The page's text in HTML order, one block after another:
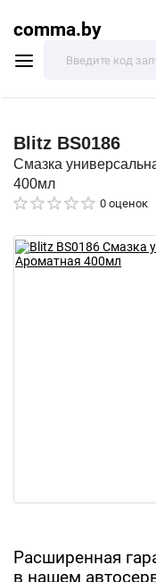
comma.by
Blitz BS0186
Смазка
400мл
0 оценок
Расширенная
в нашем